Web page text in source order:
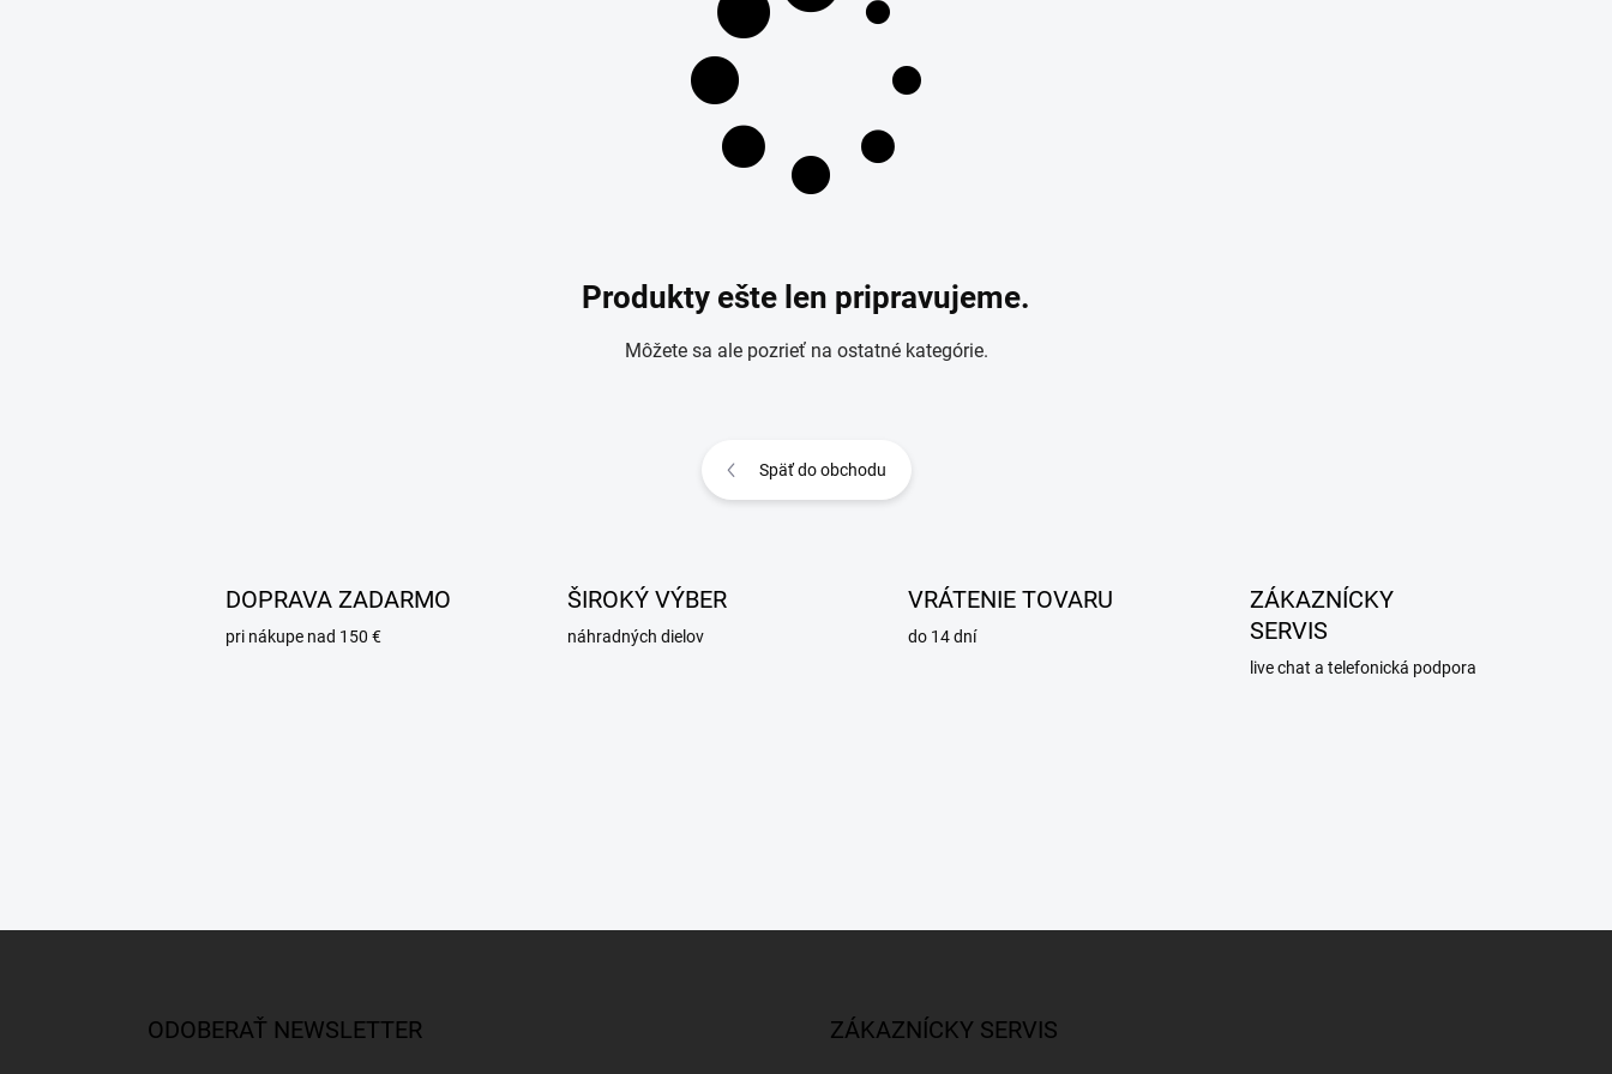
Produkty ešte len pripravujeme.
Môžete sa ale pozrieť na ostatné kategórie.
Späť do obchodu
DOPRAVA ZADARMO
pri nákupe nad 150 €
ŠIROKÝ VÝBER
náhradných dielov
VRÁTENIE TOVARU
do 14 dní
ZÁKAZNÍCKY
SERVIS
live chat a telefonická podpora
ODOBERAŤ NEWSLETTER ZÁKAZNÍCKY SERVIS